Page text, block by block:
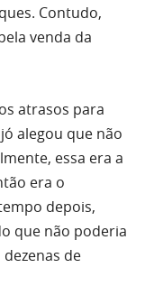
Contudo,
venda da
atrasos para
alegou que não
essa era a
era o
depois,
que não poderia
de